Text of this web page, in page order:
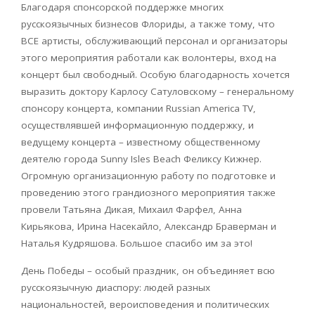
Благодаря спонсорской поддержке многих
русскоязычных бизнесов Флориды, а также тому, что
ВСЕ артисты, обслуживающий персонал и организаторы
этого мероприятия работали как волонтеры, вход на
концерт был свободный. Особую благодарность хочется
выразить доктору Карлосу Сатуловскому – генеральному
спонсору концерта, компании Russian America TV,
осуществлявшей информационную поддержку, и
ведущему концерта – известному общественному
деятелю города Sunny Isles Beach Феликсу Кижнер.
Огромную организационную работу по подготовке и
проведению этого грандиозного мероприятия также
провели Татьяна Дикая, Михаил Фарфел, Анна
Кирьякова, Ирина Насекайло, Александр Браверман и
Наталья Кудряшова. Большое спасибо им за это!
День Победы – особый праздник, он объединяет всю
русскоязычную диаспору: людей разных
национальностей, вероисповедения и политических